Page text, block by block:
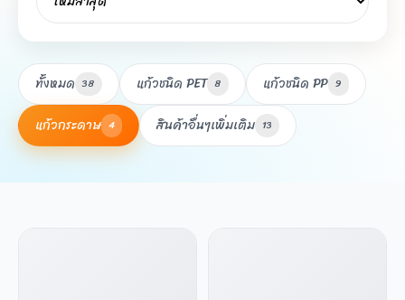
ทั้งหมด 38 แก้วชนิด PET 8 แก้วชนิด PP 9
แก้วกระดาษ 4 สินค้าอื่นๆเพิ่มเติม 13